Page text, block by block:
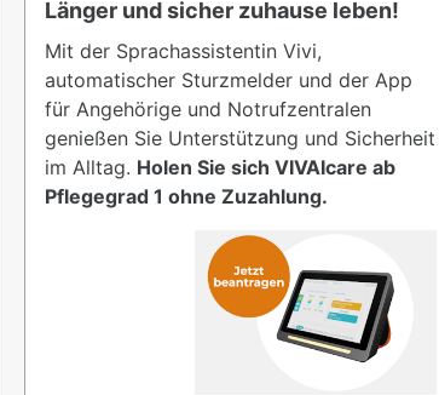
Länger und sicher zuhause leben!
Mit der Sprachassistentin Vivi,
automatischer Sturzmelder und der App
für Angehörige und Notrufzentralen
genießen Sie Unterstützung und Sicherheit
im Alltag. Holen Sie sich VIVAIcare ab
Pflegegrad 1 ohne Zuzahlung.